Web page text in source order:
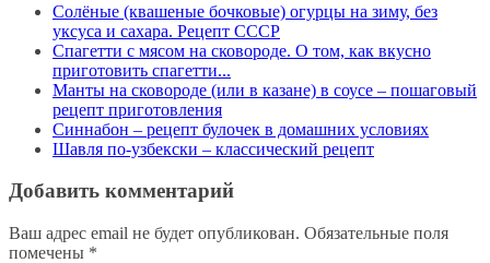
Солёные (квашеные бочковые) огурцы на зиму, без
уксуса и сахара. Рецепт СССР
Спагетти с мясом на сковороде. О том, как вкусно
приготовить спагетти...
Манты на сковороде (или в казане) в соусе – пошаговый
рецепт приготовления
Синнабон – рецепт булочек в домашних условиях
Шавля по-узбекски – классический рецепт
Добавить комментарий
Ваш адрес email не будет опубликован. Обязательные поля
помечены *